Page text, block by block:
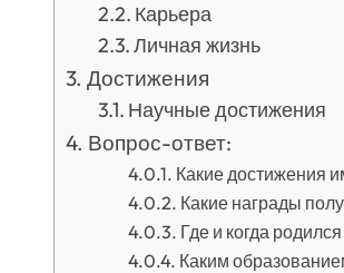
Карьера
Личная жизнь
Достижения
Научные достижения
Вопрос-ответ:
Какие достижения
Какие награды
Где и когда
Каким